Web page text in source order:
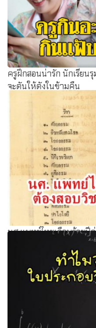
ครูฝึกสอนน่ารัก นักเรียน
จะดันให้ดังในข้ามคืน
นศ.แพทย์ไทยเกือบร้อยปี